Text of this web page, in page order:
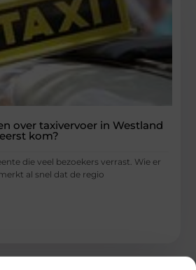
over taxivervoer in Westland
kom?
die veel bezoekers verrast. Wie er
al snel dat de regio